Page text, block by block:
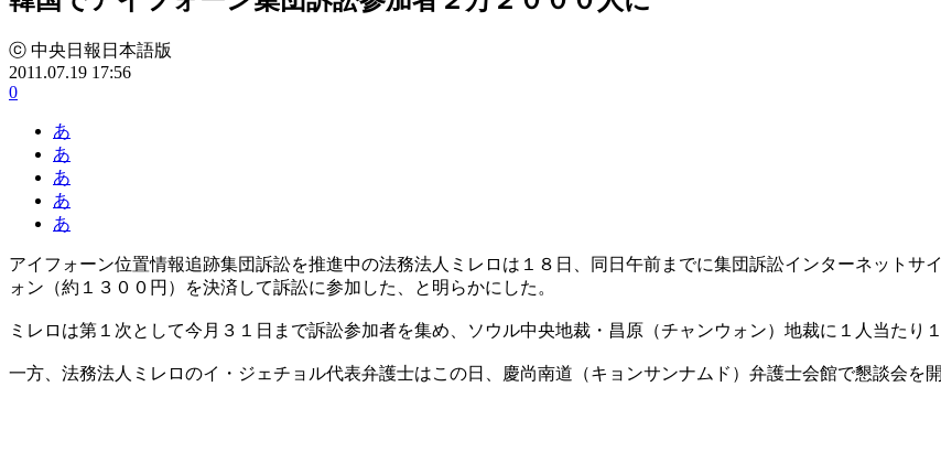
ⓒ 中央日報日本語版
2011.07.19 17:56
0
あ
あ
あ
あ
あ
アイフォーン位置情報追跡集団訴訟を推進中の法務法人ミレロは１８日、同日午前までに集団訴訟インターネットサ
ォン（約１３００円）を決済して訴訟に参加した、と明らかにした。
ミレロは第１次として今月３１日まで訴訟参加者を集め、ソウル中央地裁・昌原（チャンウォン）地裁に１人当たり
一方、法務法人ミレロのイ・ジェチョル代表弁護士はこの日、慶尚南道（キョンサンナムド）弁護士会館で懇談会を